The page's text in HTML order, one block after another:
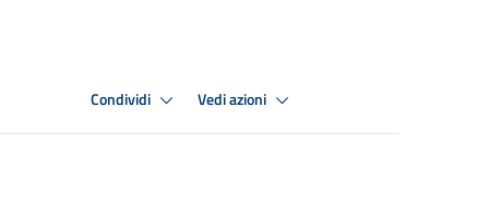
Condividi Vedi azioni